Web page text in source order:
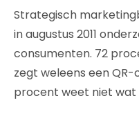
Strategisch
in augustus 2011
consumenten. 72
zegt weleens een
procent weet niet wat